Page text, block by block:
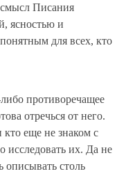
Писания
ясностью и
для всех, кто
противоречащее
отречься от него.
кто еще не знаком с
исследовать их. Да не
описывать столь